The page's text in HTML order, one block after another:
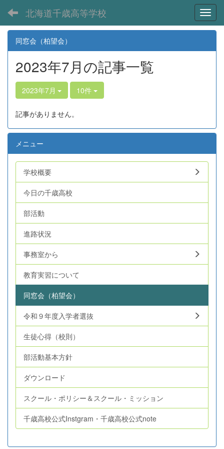
北海道千歳高等学校
同窓会（柏望会）
2023年7月の記事一覧
2023年7月 10件
記事がありません。
メニュー
学校概要
今日の千歳高校
部活動
進路状況
事務室から
教育実習について
同窓会（柏望会）
令和９年度入学者選抜
生徒心得（校則）
部活動基本方針
ダウンロード
スクール・ポリシー＆スクール・ミッション
千歳高校公式Instgram・千歳高校公式note